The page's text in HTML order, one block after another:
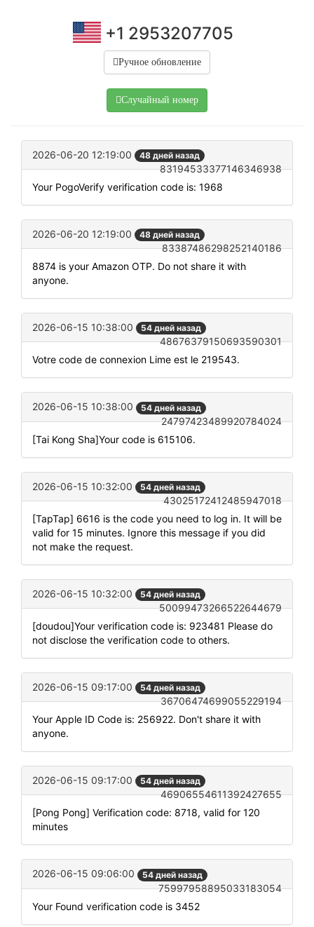
+1 2953207705
Ручное обновление
Случайный номер
2026-06-20 12:19:00 48 дней назад
83194533377146346938
Your PogoVerify verification code is: 1968
2026-06-20 12:19:00 48 дней назад
83387486298252140186
8874 is your Amazon OTP. Do not share it with
anyone.
2026-06-15 10:38:00 54 дней назад
48676379150693590301
Votre code de connexion Lime est le 219543.
2026-06-15 10:38:00 54 дней назад
24797423489920784024
[Tai Kong Sha]Your code is 615106.
2026-06-15 10:32:00 54 дней назад
43025172412485947018
[TapTap] 6616 is the code you need to log in. It will be
valid for 15 minutes. Ignore this message if you did
not make the request.
2026-06-15 10:32:00 54 дней назад
50099473266522644679
[doudou]Your verification code is: 923481 Please do
not disclose the verification code to others.
2026-06-15 09:17:00 54 дней назад
36706474699055229194
Your Apple ID Code is: 256922. Don't share it with
anyone.
2026-06-15 09:17:00 54 дней назад
46906554611392427655
[Pong Pong] Verification code: 8718, valid for 120
minutes
2026-06-15 09:06:00 54 дней назад
75997958895033183054
Your Found verification code is 3452